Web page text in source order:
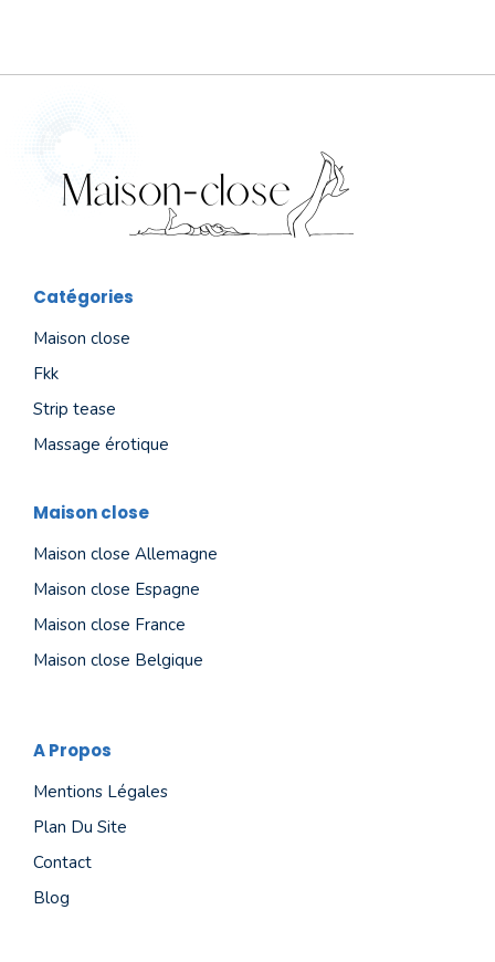
Catégories
Maison close
Fkk
Strip tease
Massage érotique
Maison close
Maison close Allemagne
Maison close Espagne
Maison close France
Maison close Belgique
A Propos
Mentions Légales
Plan Du Site
Contact
Blog